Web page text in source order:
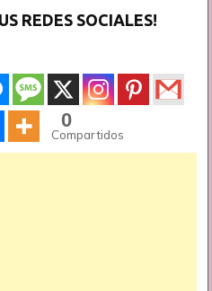
REDES SOCIALES!
0
Compartidos